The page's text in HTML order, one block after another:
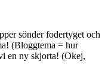
sönder fodertyget och
(Bloggtema = hur
en ny skjorta! (Okej,